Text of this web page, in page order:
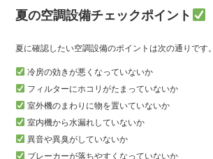
夏の空調設備チェックポイント
夏に確認したい空調設備のポイントは次の通りです。
冷房の効きが悪くなっていないか
フィルターにホコリがたまっていないか
室外機のまわりに物を置いていないか
室内機から水漏れしていないか
異音や異臭がしていないか
ブレーカーが落ちやすくなっていないか